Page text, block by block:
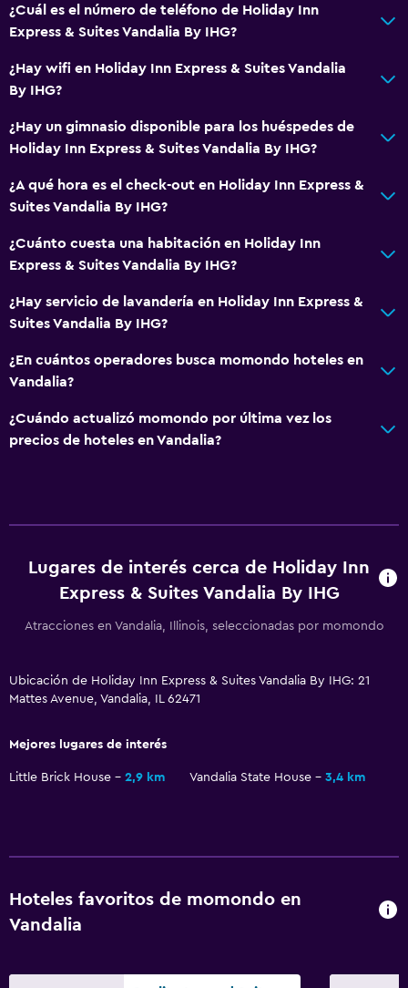
Check-out exprés
General
Habitaciones familiares
Posibilidad de habitaciones conectadas
Sofá
Teléfono
Alfombrado
Espacio de almacenamiento
Baño
Inodoro con cisterna alta
Secador de pelo
Aseo
Sala de estar/TV compartida
TV por cable o vía satélite
Piscina y spa
Bañera de hidromasaje
Piscina (cubierta)
Lavandería
¿Cuál es el número de teléfono de Holiday Inn
Express & Suites Vandalia By IHG?
¿Hay wifi en Holiday Inn Express & Suites Vandalia
By IHG?
¿Hay un gimnasio disponible para los huéspedes de
Holiday Inn Express & Suites Vandalia By IHG?
¿A qué hora es el check-out en Holiday Inn Express &
Suites Vandalia By IHG?
¿Cuánto cuesta una habitación en Holiday Inn
Express & Suites Vandalia By IHG?
¿Hay servicio de lavandería en Holiday Inn Express &
Suites Vandalia By IHG?
¿En cuántos operadores busca momondo hoteles en
Vandalia?
¿Cuándo actualizó momondo por última vez los
precios de hoteles en Vandalia?
Lugares de interés cerca de Holiday Inn
Express & Suites Vandalia By IHG
Atracciones en Vandalia, Illinois, seleccionadas por momondo
Ubicación de Holiday Inn Express & Suites Vandalia By IHG: 21
Mattes Avenue, Vandalia, IL 62471
Mejores lugares de interés
Little Brick House 2,9 km Vandalia State House 3,4 km
Hoteles favoritos de momondo en
Vandalia